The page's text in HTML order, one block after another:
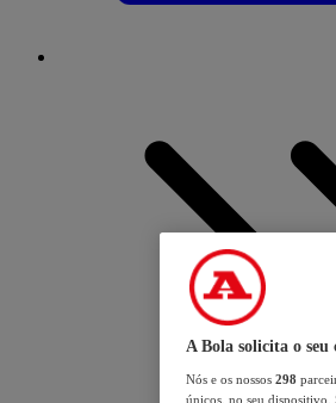
A Bola solicita o seu
Nós e os nossos 298
únicos, no seu dispositivo.